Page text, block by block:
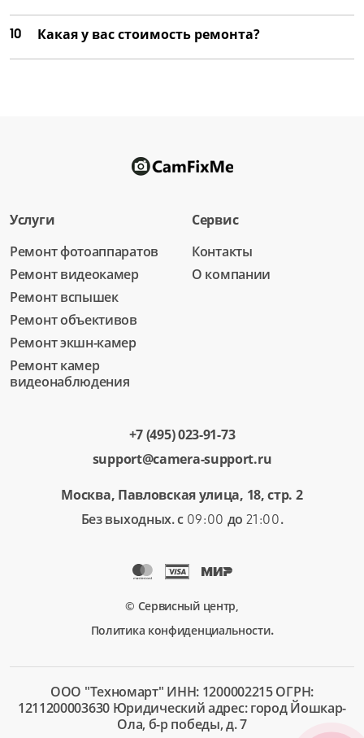
10 Какая у вас стоимость ремонта?
Услуги
Ремонт фотоаппаратов
Ремонт видеокамер
Ремонт вспышек
Ремонт объективов
Ремонт экшн-камер
Ремонт камер
видеонаблюдения
Сервис
Контакты
О компании
+7 (495) 023-91-73
support@camera-support.ru
Москва, Павловская улица, 18, стр. 2
Без выходных. с 09:00 до 21:00.
© Сервисный центр,
Политика конфиденциальности.
ООО "Техномарт" ИНН: 1200002215 ОГРН:
1211200003630 Юридический адрес: город Йошкар-
Ола, б-р победы, д. 7